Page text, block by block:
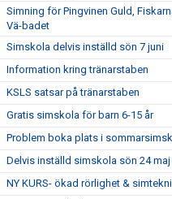
Simning för Pingvinen Guld,
Vä-badet
Simskola delvis inställd sön 7 juni
Information kring tränarstaben
KSLS satsar på tränarstaben
Gratis simskola för barn 6-15 år
Problem boka plats i
Delvis inställd simskola sön 24 maj
NY KURS- ökad rörlighet &